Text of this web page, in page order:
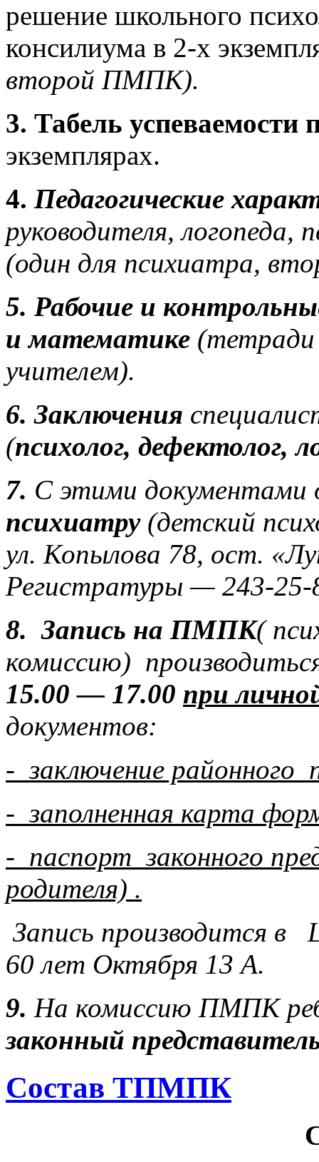
решение школьного
консилиума в 2-х
второй ПМПК).
3. Табель успеваемости
экземплярах.
4. Педагогические
руководителя, логопеда,
(один для психиатра,
5. Рабочие и
и математике
учителем).
6. Заключения
(психолог, дефектолог,
7. С этими документами
психиатру (детский
ул. Копылова 78, ост.
Регистратуры — 243-25-
8. Запись на ПМПК(
комиссию)
15.00 — 17.00 при
документов:
- заключение районного
- заполненная карта
- паспорт законного
родителя) .
Запись производится
60 лет Октября 13 А.
9. На комиссию ПМПК
законный
Состав ТПМПК